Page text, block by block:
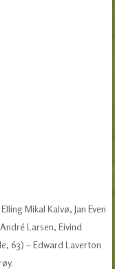
Mikal Kalvø, Jan Even
Larsen, Eivind
63) – Edward Laverton